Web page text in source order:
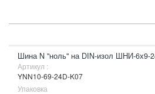
Шина N "ноль" на DIN-изол ШНИ-6х9-
Артикул :
YNN10-69-24D-K07
Упаковка